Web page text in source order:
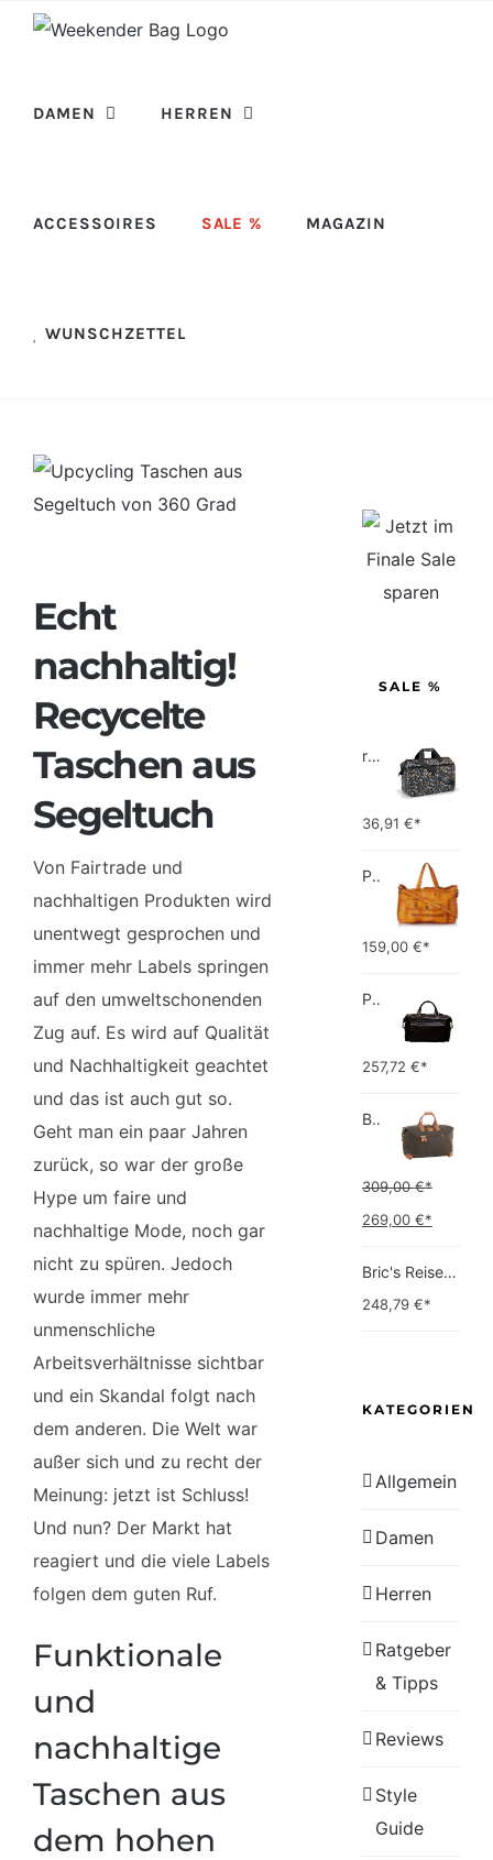
Skip
DAMEN HERREN
ACCESSOIRES SALE % MAGAZIN
WUNSCHZETTEL
View
Larger
Echt
nachhaltig!
Recycelte
Taschen aus
Segeltuch
Von Fairtrade und
nachhaltigen Produkten wird
unentwegt gesprochen und
immer mehr Labels springen
auf den umweltschonenden
Zug auf. Es wird auf Qualität
und Nachhaltigkeit geachtet
und das ist auch gut so.
Geht man ein paar Jahren
zurück, so war der große
Hype um faire und
nachhaltige Mode, noch gar
nicht zu spüren. Jedoch
wurde immer mehr
unmenschliche
Arbeitsverhältnisse sichtbar
und ein Skandal folgt nach
dem anderen. Die Welt war
außer sich und zu recht der
Meinung: jetzt ist Schluss!
Und nun? Der Markt hat
reagiert und die viele Labels
folgen dem guten Ruf.
Funktionale
und
nachhaltige
Taschen aus
dem hohen
SALE %
reisenthel allrounder L pocket  Vielseitige Doktortasche für Reise, Arbeit und Freizeit  Mit praktischer Trolley…
36,91 €*
PIECES TOTALLY ROYAL LEATHER TRAVEL BAG 17055349 Damen Umhängetaschen ,1 Groesse (51 x 33 x 14,5 cm)
159,00 €*
Picard Unisex-Erwachsene Buddy Gepäck- Handgepäck
257,72 €*
Bric's Bric's Life Reisetasche Handgepäck Bric's Life Reisetasche Handgepäck
309,00€*
Ursprünglicher
war:
309,00 €*
269,00 €*
ist:
Bric's Reise-Henkeltasche Weekender
248,79 €*
KATEGORIEN
Allgemein
Damen
Herren
Ratgeber
& Tipps
Reviews
Style
Guide